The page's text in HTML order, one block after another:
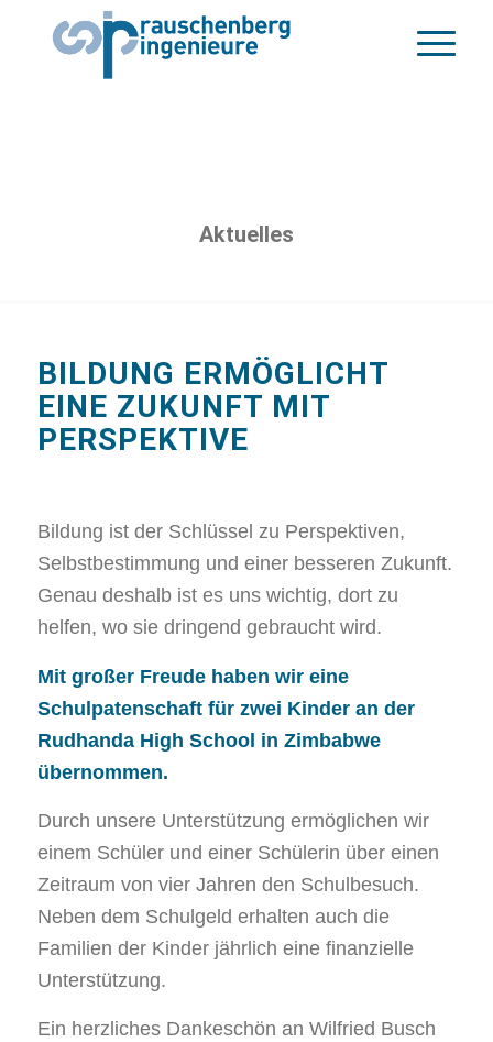
Aktuelles
BILDUNG ERMÖGLICHT
EINE ZUKUNFT MIT
PERSPEKTIVE
Bildung ist der Schlüssel zu Perspektiven,
Selbstbestimmung und einer besseren Zukunft.
Genau deshalb ist es uns wichtig, dort zu
helfen, wo sie dringend gebraucht wird.
Mit großer Freude haben wir eine
Schulpatenschaft für zwei Kinder an der
Rudhanda High School in Zimbabwe
übernommen.
Durch unsere Unterstützung ermöglichen wir
einem Schüler und einer Schülerin über einen
Zeitraum von vier Jahren den Schulbesuch.
Neben dem Schulgeld erhalten auch die
Familien der Kinder jährlich eine finanzielle
Unterstützung.
Ein herzliches Dankeschön an Wilfried Busch